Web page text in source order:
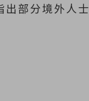
部分境外人士